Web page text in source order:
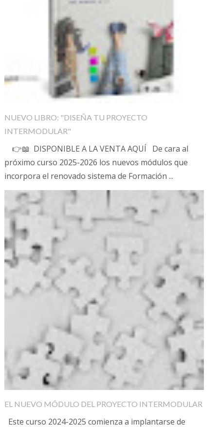
NUEVO LIBRO: "DISEÑA TU PROYECTO
INTERMODULAR"
👉📖 DISPONIBLE A LA VENTA AQUÍ De cara al
próximo curso 2025-2026 los nuevos módulos que
incorpora el renovado sistema de Formación ...
EL NUEVO MÓDULO DEL PROYECTO INTERMODULAR
Este curso 2024-2025 comienza a implantarse de